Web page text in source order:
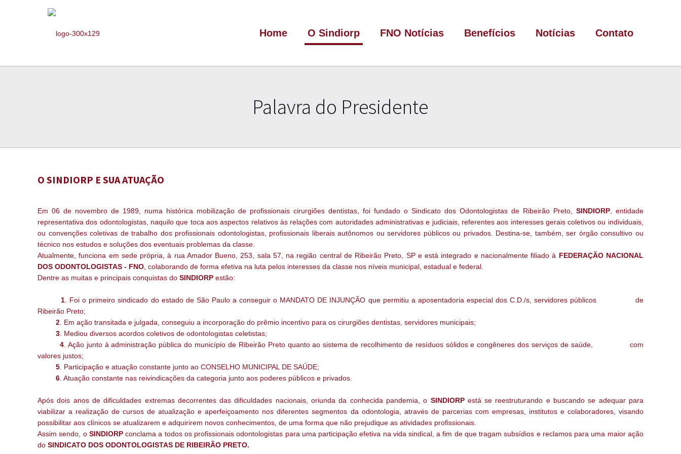
Home O Sindiorp FNO Notícias Benefícios Notícias Contato
Palavra do Presidente
O SINDIORP E SUA ATUAÇÃO
Em 06 de novembro de 1989, numa histórica mobilização de profissionais cirurgiões dentistas, foi fundado o Sindicato dos Odontologistas de Ribeirão Preto, SINDIORP, entidade
representativa dos odontologistas, naquilo que toca aos aspectos relativos às relações com autoridades administrativas e judiciais, referentes aos interesses gerais coletivos ou individuais,
ou convenções coletivas de trabalho dos profissionais odontologistas, profissionais liberais autônomos ou servidores públicos ou privados. Destina-se, também, ser órgão consultivo ou
técnico nos estudos e soluções dos eventuais problemas da classe.
Atualmente, funciona em sede própria, à rua Amador Bueno, 253, sala 57, na região central de Ribeirão Preto, SP e está integrado e nacionalmente filiado à FEDERAÇÃO NACIONAL
DOS ODONTOLOGISTAS - FNO , colaborando de forma efetiva na luta pelos interesses da classe nos níveis municipal, estadual e federal.
Dentre as muitas e principais conquistas doSINDIORP estão:
1 . Foi o primeiro sindicado do estado de São Paulo a conseguir o MANDATO DE INJUNÇÃO que permitiu a aposentadoria especial dos C.D./s, servidores públicos de
Ribeirão Preto;
2 . Em ação transitada e julgada, conseguiu a incorporação do prêmio incentivo para os cirurgiões dentistas, servidores municipais;
3 . Mediou diversos acordos coletivos de odontologistas celetistas;
4 . Ação junto à administração pública do município de Ribeirão Preto quanto ao sistema de recolhimento de resíduos sólidos e congêneres dos serviços de saúde, com
valores justos;
5 . Participação e atuação constante junto ao CONSELHO MUNICIPAL DE SAÚDE;
6 . Atuação constante nas reivindicações da categoria junto aos poderes públicos e privados.
Após dois anos de dificuldades extremas decorrentes das dificuldades nacionais, oriunda da conhecida pandemia, o SINDIORPestá se reestruturando e buscando se adequar para
viabilizar a realização de cursos de atualização e aperfeiçoamento nos diferentes segmentos da odontologia, através de parcerias com empresas, institutos e colaboradores, visando
possibilitar aos clínicos se atualizarem e adquirirem novos conhecimentos, de uma forma que não prejudique as atividades profissionais.
Assim sendo, o SINDIORPconclama a todos os profissionais odontologistas para uma participação efetiva na vida sindical, a fim de que tragam subsídios e reclamos para uma maior ação
doSINDICATO DOS ODONTOLOGISTAS DE RIBEIRÃO PRETO.